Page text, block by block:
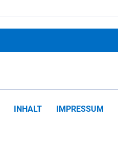
INHALT IMPRESSUM